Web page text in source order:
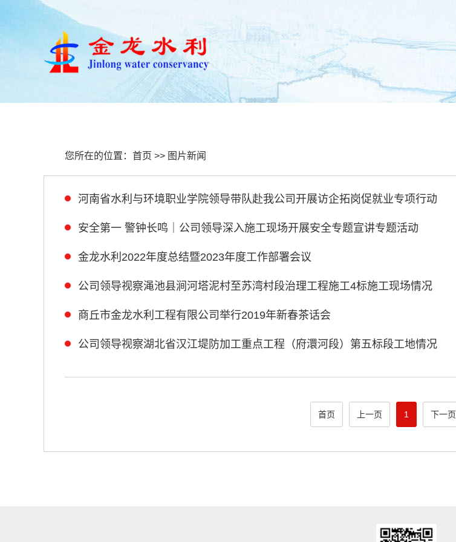
您所在的位置： 首页 >> 图片新闻
河南省水利与环境职业学院领导带队赴我公司开展访企拓岗促就业专项行动
安全第一 警钟长鸣｜公司领导深入施工现场开展安全专题宣讲专题活动
金龙水利2022年度总结暨2023年度工作部署会议
公司领导视察渑池县涧河塔泥村至苏湾村段治理工程施工4标施工现场情况
商丘市金龙水利工程有限公司举行2019年新春茶话会
公司领导视察湖北省汉江堤防加工重点工程（府澴河段）第五标段工地情况
首页 上一页 1 下一页